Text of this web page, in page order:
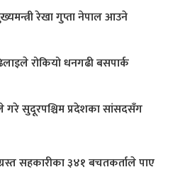
रेखा गुप्ता नेपाल आउने
रोकियो धनगढी बसपार्क
गरे सुदूरपश्चिम प्रदेशका सांसदसँग
सहकारीका ३४१ बचतकर्ताले पाए